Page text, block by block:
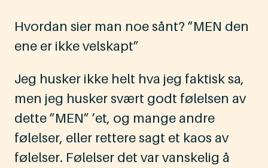
Hvordan sier man noe sånt? ”MEN den
ene er ikke velskapt”
Jeg husker ikke helt hva jeg faktisk sa,
men jeg husker svært godt følelsen av
dette ”MEN” ’et, og mange andre
følelser, eller rettere sagt et kaos av
følelser. Følelser det var vanskelig å